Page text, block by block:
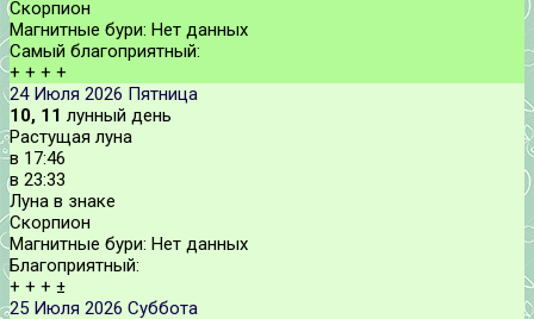
Скорпион
Магнитные бури: Нет данных
Самый благоприятный:
+ + + +
24 Июля 2026 Пятница
10, 11 лунный день
Растущая луна
в 17:46
в 23:33
Луна в знаке
Скорпион
Магнитные бури: Нет данных
Благоприятный:
+ + + ±
25 Июля 2026 Суббота